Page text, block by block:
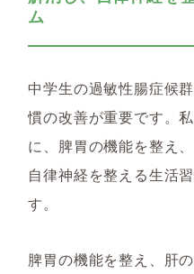
ム
中学生の過敏性腸症候
慣の改善が重要です。
に、脾胃の機能を整え
自律神経を整える生活
す。
脾胃の機能を整え、肝